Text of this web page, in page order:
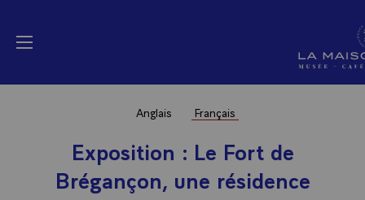
menu
La Maison Elysée
Anglais Français
Exposition : Le Fort de
Brégançon, une résidence